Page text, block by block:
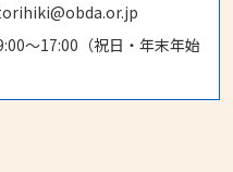
～17:00（祝日・年末年始